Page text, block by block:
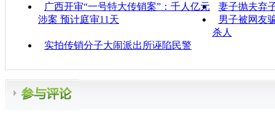
广西开审“一号特大传销案”：千人亿元
涉案 预计庭审11天
妻子抛夫弃
男子被网友
杀人
实拍传销分子大闹派出所诬陷民警